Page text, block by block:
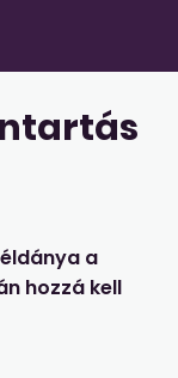
a
hozzá kell